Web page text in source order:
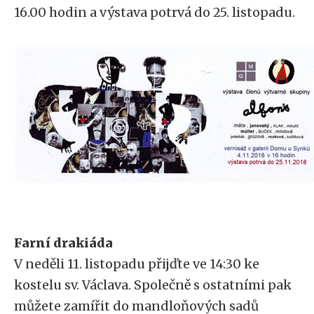
16.00 hodin a výstava potrvá do 25. listopadu.
Farní drakiáda
V neděli 11. listopadu přijďte ve 14:30 ke
kostelu sv. Václava. Společně s ostatními pak
můžete zamířit do mandloňových sadů